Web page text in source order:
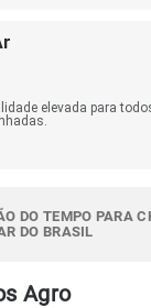
elevada para
DO TEMPO PARA
DO BRASIL
Agro